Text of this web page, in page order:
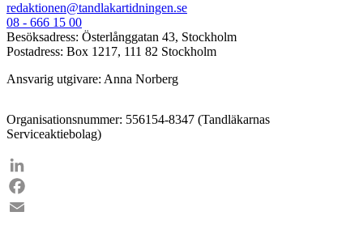
redaktionen@tandlakartidningen.se
08 - 666 15 00
Besöksadress: Österlånggatan 43, Stockholm
Postadress: Box 1217, 111 82 Stockholm
Ansvarig utgivare: Anna Norberg
Organisationsnummer: 556154-8347 (Tandläkarnas
Serviceaktiebolag)
LinkedIn
Facebook